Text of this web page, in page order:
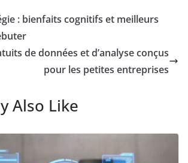
: bienfaits cognitifs et meilleurs
de données et d’analyse conçus
pour les petites entreprises
Also Like